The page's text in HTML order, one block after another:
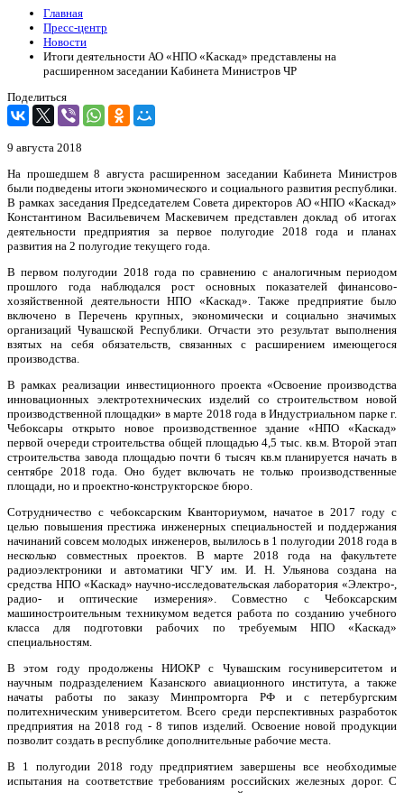
Главная
Пресс-центр
Новости
Итоги деятельности АО «НПО «Каскад» представлены на
расширенном заседании Кабинета Министров ЧР
Поделиться
9 августа 2018
На прошедшем 8 августа расширенном заседании Кабинета Министров
были подведены итоги экономического и социального развития республики.
В рамках заседания Председателем Совета директоров АО «НПО «Каскад»
Константином Васильевичем Маскевичем представлен доклад об итогах
деятельности предприятия за первое полугодие 2018 года и планах
развития на 2 полугодие текущего года.
В первом полугодии 2018 года по сравнению с аналогичным периодом
прошлого года наблюдался рост основных показателей финансово-
хозяйственной деятельности НПО «Каскад». Также предприятие было
включено в Перечень крупных, экономически и социально значимых
организаций Чувашской Республики. Отчасти это результат выполнения
взятых на себя обязательств, связанных с расширением имеющегося
производства.
В рамках реализации инвестиционного проекта «Освоение производства
инновационных электротехнических изделий со строительством новой
производственной площадки» в марте 2018 года в Индустриальном парке г.
Чебоксары открыто новое производственное здание «НПО «Каскад»
первой очереди строительства общей площадью 4,5 тыс. кв.м. Второй этап
строительства завода площадью почти 6 тысяч кв.м планируется начать в
сентябре 2018 года. Оно будет включать не только производственные
площади, но и проектно-конструкторское бюро.
Сотрудничество с чебоксарским Кванториумом, начатое в 2017 году с
целью повышения престижа инженерных специальностей и поддержания
начинаний совсем молодых инженеров, вылилось в 1 полугодии 2018 года в
несколько совместных проектов. В марте 2018 года на факультете
радиоэлектроники и автоматики ЧГУ им. И. Н. Ульянова создана на
средства НПО «Каскад» научно-исследовательская лаборатория «Электро-,
радио- и оптические измерения». Совместно с Чебоксарским
машиностроительным техникумом ведется работа по созданию учебного
класса для подготовки рабочих по требуемым НПО «Каскад»
специальностям.
В этом году продолжены НИОКР с Чувашским госуниверситетом и
научным подразделением Казанского авиационного института, а также
начаты работы по заказу Минпромторга РФ и с петербургским
политехническим университетом. Всего среди перспективных разработок
предприятия на 2018 год - 8 типов изделий. Освоение новой продукции
позволит создать в республике дополнительные рабочие места.
В 1 полугодии 2018 году предприятием завершены все необходимые
испытания на соответствие требованиям российских железных дорог. С